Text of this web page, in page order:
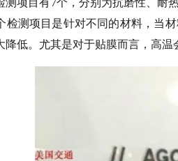
测项目有7个，分别为抗磨性、耐
检测项目是针对不同的材料，当
降低。尤其是对于贴膜而言，高